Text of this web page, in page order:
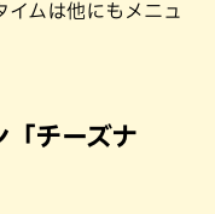
ムは他にもメニュ
「チーズナ